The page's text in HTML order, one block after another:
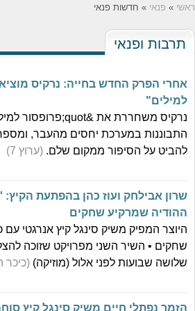
ראשי » פנאי » חדשות פנאי
תרבות ופנאי
אחרי הפרק החדש בחייה: נרקיס
למילים"
התבוננות במערכת יחסים מהעבר,
להביט על הסיפור ממקום שלם. (ערוץ 7)
שרון אבילחק ועוז כהן בהפתעת
ההודיה שמרקיע שחקים
היוצר המפיק משיק סינגל קיץ אנרגטי עם
שחקים • השיר השני מפרויקט שזוכה
שלושה שבועות לפני אלול (מוזיקה)
הזמר נפתלי חיים משיק סינגל קיץ